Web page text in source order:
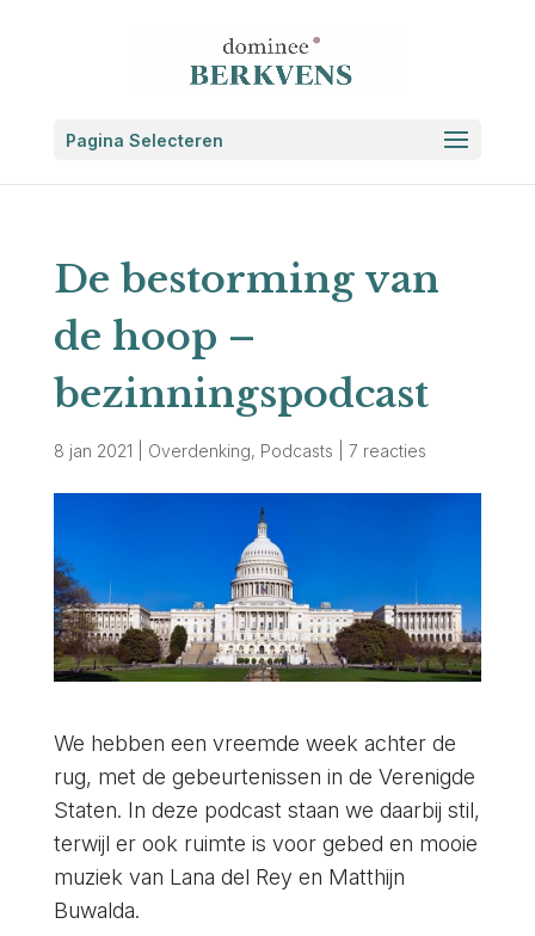
Pagina Selecteren
De bestorming van
de hoop –
bezinningspodcast
8 jan 2021 Overdenking, Podcasts 7 reacties
We hebben een vreemde week achter de
rug, met de gebeurtenissen in de Verenigde
Staten. In deze podcast staan we daarbij stil,
terwijl er ook ruimte is voor gebed en mooie
muziek van Lana del Rey en Matthijn
Buwalda.